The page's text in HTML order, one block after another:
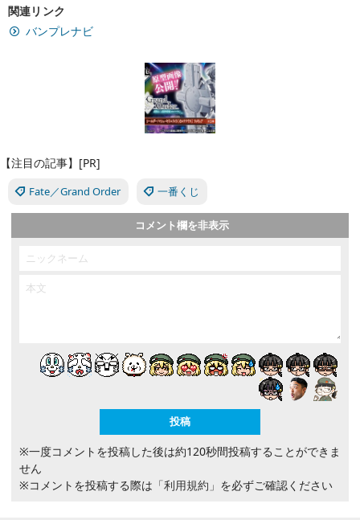
関連リンク
バンプレナビ
【注目の記事】[PR]
Fate／Grand Order 一番くじ
コメント欄を非表示
※一度コメントを投稿した後は約120秒間投稿することができま
せん
※コメントを投稿する際は 「利用規約」 を必ずご確認ください